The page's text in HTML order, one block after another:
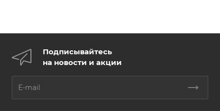
Подписывайтесь
на новости и акции